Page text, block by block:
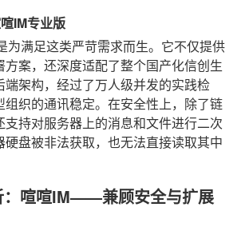
IM专业版
为满足这类严苛需求而生。它不仅提供
方案，还深度适配了整个国产化信创生
端架构，经过了万人级并发的实践检
组织的通讯稳定。在安全性上，除了链
支持对服务器上的消息和文件进行二次
硬盘被非法获取，也无法直接读取其中
：喧喧IM——兼顾安全与扩展